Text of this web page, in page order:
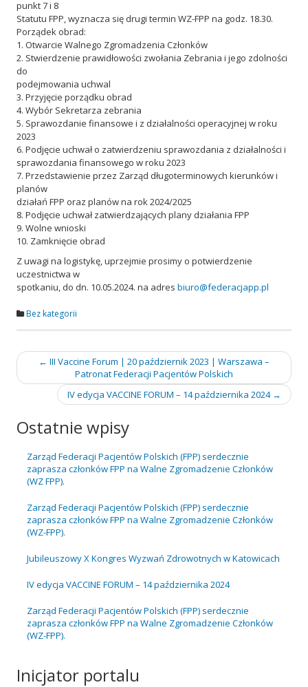
punkt 7 i 8
Statutu FPP, wyznacza się drugi termin WZ-FPP na godz. 18.30.
Porządek obrad:
1. Otwarcie Walnego Zgromadzenia Członków
2. Stwierdzenie prawidłowości zwołania Zebrania i jego zdolności
do
podejmowania uchwal
3. Przyjęcie porządku obrad
4. Wybór Sekretarza zebrania
5. Sprawozdanie finansowe i z działalności operacyjnej w roku
2023
6. Podjęcie uchwał o zatwierdzeniu sprawozdania z działalności i
sprawozdania finansowego w roku 2023
7. Przedstawienie przez Zarząd długoterminowych kierunków i
planów
działań FPP oraz planów na rok 2024/2025
8. Podjęcie uchwał zatwierdzających plany działania FPP
9. Wolne wnioski
10. Zamknięcie obrad
Z uwagi na logistykę, uprzejmie prosimy o potwierdzenie
uczestnictwa w
spotkaniu, do dn. 10.05.2024. na adres biuro@federacjapp.pl
Bez kategorii
Nawigacja
wpisu
← III Vaccine Forum | 20 październik 2023 | Warszawa –
Patronat Federacji Pacjentów Polskich
IV edycja VACCINE FORUM – 14 października 2024 →
Ostatnie wpisy
Zarząd Federacji Pacjentów Polskich (FPP) serdecznie
zaprasza członków FPP na Walne Zgromadzenie Członków
(WZ FPP).
Zarząd Federacji Pacjentów Polskich (FPP) serdecznie
zaprasza członków FPP na Walne Zgromadzenie Członków
(WZ-FPP).
Jubileuszowy X Kongres Wyzwań Zdrowotnych w Katowicach
IV edycja VACCINE FORUM – 14 października 2024
Zarząd Federacji Pacjentów Polskich (FPP) serdecznie
zaprasza członków FPP na Walne Zgromadzenie Członków
(WZ-FPP).
Inicjator portalu